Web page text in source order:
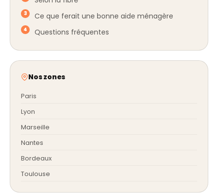
Ce que ferait une bonne aide ménagère
Questions fréquentes
Nos zones
Paris
Lyon
Marseille
Nantes
Bordeaux
Toulouse